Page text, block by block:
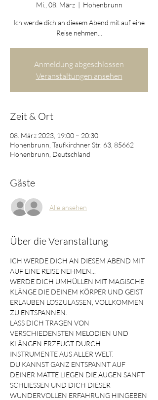
Mi., 08. März
  |
Hohenbrunn
Ich werde dich an diesem Abend mit auf eine
Anmeldung abgeschlossen
Veranstaltungen ansehen
Zeit & Ort
08. März 2023, 19:00 – 20:30
Hohenbrunn, Taufkirchner Str. 63, 85662
Hohenbrunn, Deutschland
Gäste
Alle ansehen
Über die Veranstaltung
ICH WERDE DICH AN DIESEM ABEND MIT
AUF EINE REISE NEHMEN...
WERDE DICH UMHÜLLEN MIT MAGISCHE
KLÄNGE DIE DEINEM KÖRPER UND GEIST
ERLAUBEN LOSZULASSEN, VOLLKOMMEN
ZU ENTSPANNEN.
LASS DICH TRAGEN VON
VERSCHIEDENSTEN MELODIEN UND
KLÄNGEN ERZEUGT DURCH
INSTRUMENTE AUS ALLER WELT.
DU KANNST GANZ ENTSPANNT AUF
DEINER MATTE LIEGEN DIE AUGEN SANFT
SCHLIESSEN UND DICH DIESER
WUNDERVOLLEN ERFAHRUNG HINGEBEN